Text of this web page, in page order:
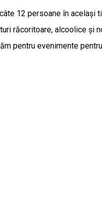
12 persoane în același
răcoritoare, alcoolice și
pentru evenimente